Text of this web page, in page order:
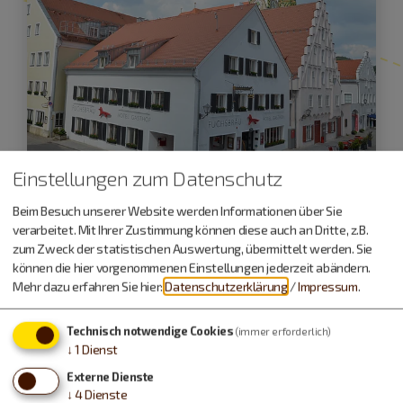
Beilngries
Fuchsbräu
geschlossen, öffnet um 7 Uhr
Einstellungen zum Datenschutz
Beim Besuch unserer Website werden Informationen über Sie
verarbeitet. Mit Ihrer Zustimmung können diese auch an Dritte, z.B.
zum Zweck der statistischen Auswertung, übermittelt werden. Sie
können die hier vorgenommenen Einstellungen jederzeit abändern.
Mehr dazu erfahren Sie hier:Datenschutzerklärung /Impressum.
Technisch notwendige Cookies (immer erforderlich)
↓ 1 Dienst
Externe Dienste
↓ 4Dienste